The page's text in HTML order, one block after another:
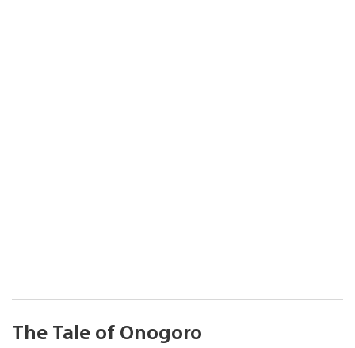
The Tale of Onogoro